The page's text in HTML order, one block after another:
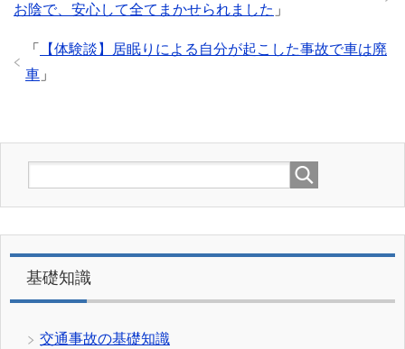
お陰で、安心して全てまかせられました 」
「
【体験談】居眠りによる自分が起こした事故で車は廃
車 」
基礎知識
交通事故の基礎知識